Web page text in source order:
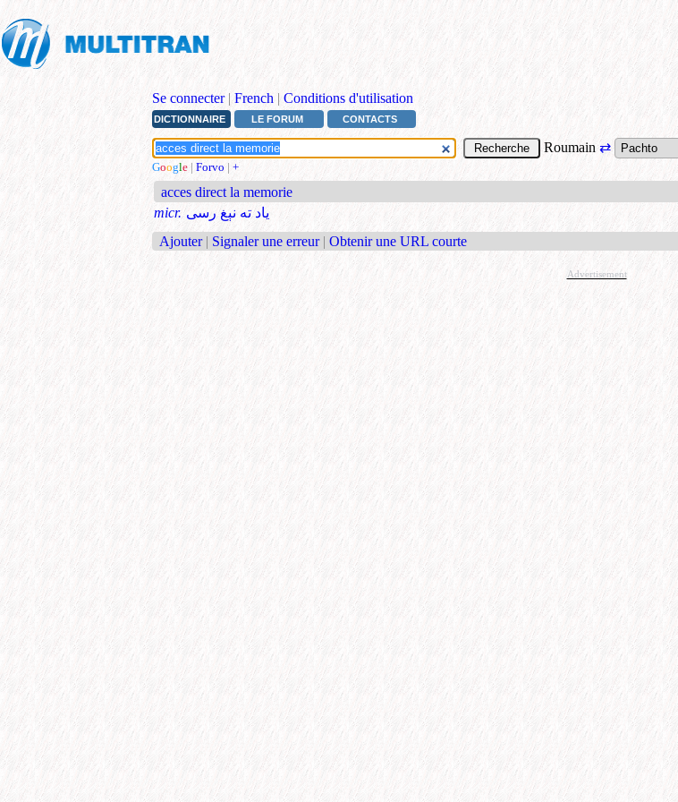
Se connecter | French | Conditions d'utilisation
DICTIONNAIRE LE FORUM CONTACTS
Roumain⇄
Google | Forvo | +
acces direct la memorie
micr. یاد ته نېغ رسی
Ajouter | Signaler une erreur | Obtenir une URL courte
Advertisement